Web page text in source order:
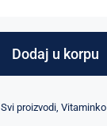
Vitamin
1000
90
Dodaj u korpu
Svi proizvodi, Vitaminko